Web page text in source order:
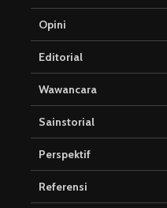
Opini
Editorial
Wawancara
Sainstorial
Perspektif
Referensi